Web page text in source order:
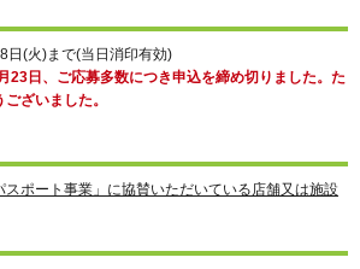
日(火)まで(当日消印有効)
日、ご応募多数につき申込を締め切りました。た
ざいました。
スポート事業」に協賛いただいている店舗又は施設